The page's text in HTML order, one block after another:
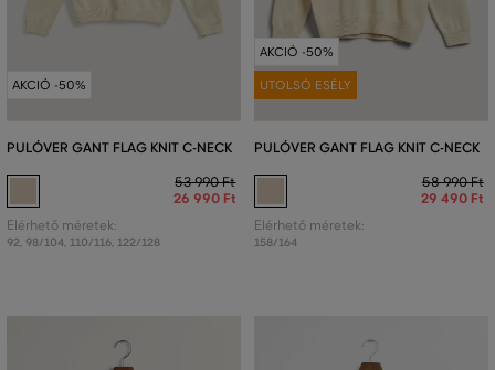
AKCIÓ -50%
PULÓVER GANT FLAG KNIT C-NECK
53 990 Ft
26 990 Ft
Elérhető méretek:
92, 98/104, 110/116, 122/128
AKCIÓ -50%
UTOLSÓ ESÉLY
PULÓVER GANT FLAG KNIT C-NECK
58 990 Ft
29 490 Ft
Elérhető méretek:
158/164